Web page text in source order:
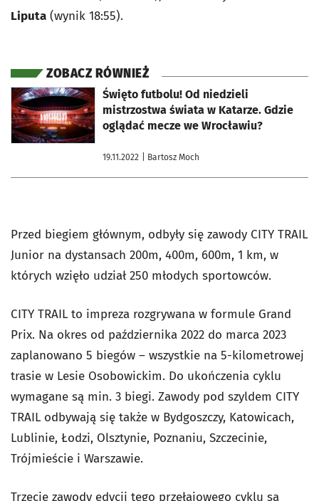
Liputa (wynik 18:55).
ZOBACZ RÓWNIEŻ
Święto futbolu! Od niedzieli
mistrzostwa świata w Katarze. Gdzie
oglądać mecze we Wrocławiu?
19.11.2022 | Bartosz Moch
otworzy się w nowej karcie
Przed biegiem głównym, odbyły się zawody CITY TRAIL
Junior na dystansach 200m, 400m, 600m, 1 km, w
których wzięło udział 250 młodych sportowców.
CITY TRAIL to impreza rozgrywana w formule Grand
Prix. Na okres od października 2022 do marca 2023
zaplanowano 5 biegów – wszystkie na 5-kilometrowej
trasie w Lesie Osobowickim. Do ukończenia cyklu
wymagane są min. 3 biegi. Zawody pod szyldem CITY
TRAIL odbywają się także w Bydgoszczy, Katowicach,
Lublinie, Łodzi, Olsztynie, Poznaniu, Szczecinie,
Trójmieście i Warszawie.
Trzecie zawody edycji tego przełajowego cyklu są